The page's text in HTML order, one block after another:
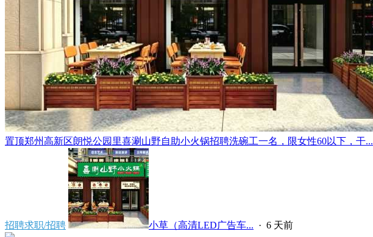
置顶郑州高新区朗悦公园里喜涮山野自助小火锅招聘洗碗工一名，限女性60以下，干...
招聘求职/招聘 小草（高清LED广告车... · 6 天前